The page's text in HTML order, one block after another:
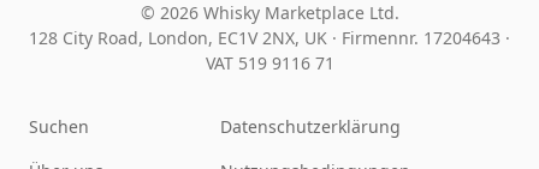
© 2026 Whisky Marketplace Ltd.
128 City Road, London, EC1V 2NX, UK · Firmennr. 17204643 ·
VAT 519 9116 71
Suchen
Datenschutzerklärung